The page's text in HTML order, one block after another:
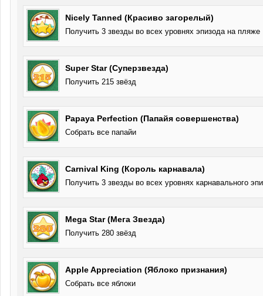
Nicely Tanned (Красиво загорелый)
Получить 3 звезды во всех уровнях эпизода на пляже
Super Star (Суперзвезда)
Получить 215 звёзд
Papaya Perfection (Папайя совершенства)
Собрать все папайи
Carnival King (Король карнавала)
Получить 3 звезды во всех уровнях карнавального
Mega Star (Мега Звезда)
Получить 280 звёзд
Apple Appreciation (Яблоко признания)
Собрать все яблоки